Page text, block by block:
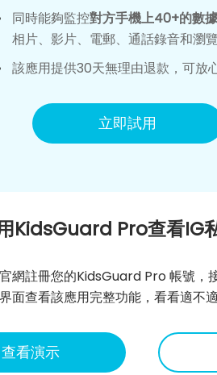
同時能夠監控對方手機上40+的數據
相片、影片、電郵、通話錄音和瀏覽
該應用提供30天無理由退款，可放
立即試用
KidsGuard Pro查看IG
網註冊您的KidsGuard Pro 帳號，
查看該應用完整功能，看看適不適
查看演示